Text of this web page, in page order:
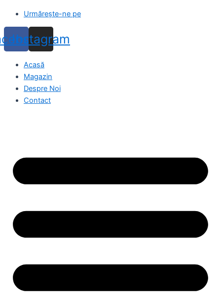
Urmărește-ne pe
Instagram
Acasă
Magazin
Despre Noi
Contact